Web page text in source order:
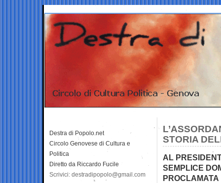
STORIA
AL
SEMPLICE
PROCLAMATA
Destra di Popolo.net
Circolo Genovese di Cultura e
Politica
Diretto da Riccardo Fucile
Scrivici: destradipopolo@gmail.com